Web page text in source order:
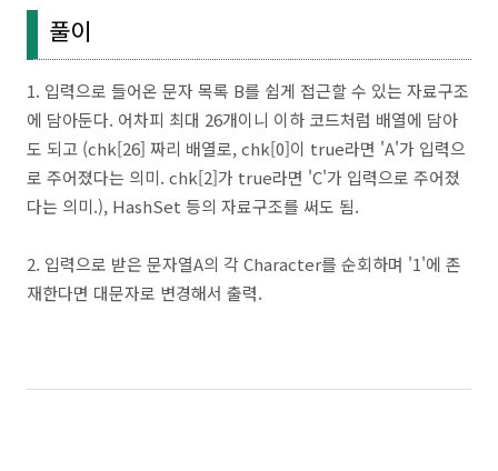
풀이
1. 입력으로 들어온 문자 목록 B를 쉽게 접근할 수 있는 자료구조
에 담아둔다. 어차피 최대 26개이니 이하 코드처럼 배열에 담아
도 되고 (chk[26] 짜리 배열로, chk[0]이 true라면 'A'가 입력으
로 주어졌다는 의미. chk[2]가 true라면 'C'가 입력으로 주어졌
다는 의미.), HashSet 등의 자료구조를 써도 됨.
2. 입력으로 받은 문자열A의 각 Character를 순회하며 '1'에 존
재한다면 대문자로 변경해서 출력.